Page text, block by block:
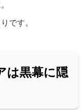
です。
は黒幕に隠